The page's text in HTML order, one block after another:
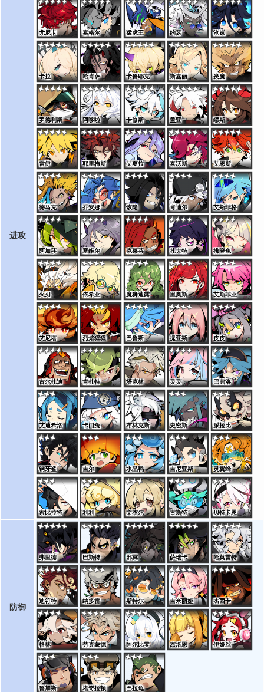
进攻
尤尼卡 泰格尔 猛虎王 约瑟 沧岚
卡拉 哈肯萨 卡鲁耶克 斯嘉丽 炎魔
罗德利斯 阿哆啦 卡修斯 盖亚 缪斯
雷伊 耶里梅斯 艾夏拉 泰沃斯 艾恩斯
德马克 乔安娜 该隐 肯迪尔 艾斯菲格
阿加莎 塞维尔 克莱芬 扎夫特 拂晓兔
火刃 依希亚 魔狮迪露 里奥斯 艾斯菲亚
艾尼塔 烈焰猩猩 巴鲁斯 提亚斯 皮皮
古尔扎迪 肯扎特 塔克林 灵灵 巴弗洛
艾迪希洛 卡门兔 布林克斯 史密斯 派拉比
钢牙鲨 吉尔 水晶鸭 吉尼亚斯 灵翼蜂
索比拉特 利利 文杰尔 古斯特 贝特卡恩
防御
弗里德 巴斯特 邪冥 萨瑞卡 哈莫雷特
迪符特 纳多雷 斯特尔 吉米丽娅 杰西卡
格林 劳克蒙德 阿尔比零 杰洛恩 伊娅丝
鲁加斯 塔奇拉顿 巴拉龟